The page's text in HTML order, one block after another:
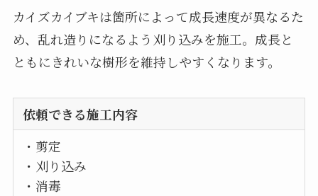
カイズカイブキは箇所によって成長速度が異なるた
め、乱れ造りになるよう刈り込みを施工。成長と
ともにきれいな樹形を維持しやすくなります。
依頼できる施工内容
・剪定
・刈り込み
・消毒